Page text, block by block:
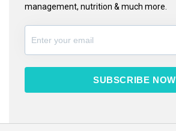
management, nutrition & much more.
SUBSCRIBE NOW